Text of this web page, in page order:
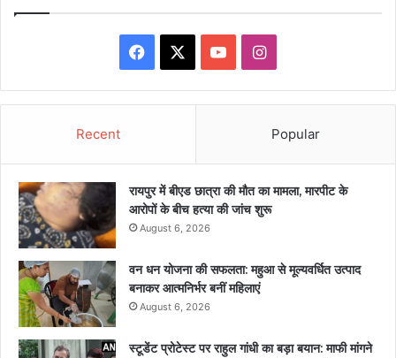
Facebook YouTubeInstagram
Recent Popular
रायपुर में बीएड छात्रा की मौत का मामला, मारपीट के
आरोपों के बीच हत्या की जांच शुरू
August 6, 2026
वन धन योजना की सफलता: महुआ से मूल्यवर्धित उत्पाद
बनाकर आत्मनिर्भर बनीं महिलाएं
August 6, 2026
स्टूडेंट प्रोटेस्ट पर राहुल गांधी का बड़ा बयान: माफी मांगने